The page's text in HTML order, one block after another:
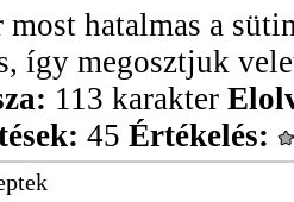
hatalmas a
így megosztjuk
113 karakter
45 Értékelés: